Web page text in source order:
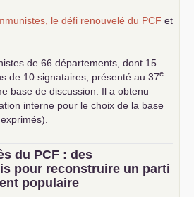
le défi renouvelé du PCF et
de 66 départements, dont 15
de 10 signataires, présenté au 37e
base de discussion. Il a obtenu
interne pour le choix de la base
du PCF : des
pour reconstruire un parti
populaire